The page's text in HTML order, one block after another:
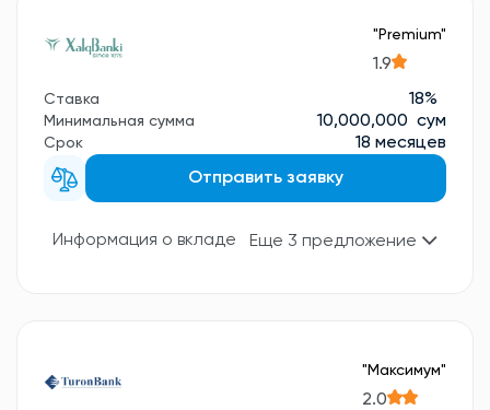
"Premium"
1.9
Ставка 18%
Минимальная сумма 10,000,000 сум
Срок
18 месяцев
Отправить заявку
Информация о вкладе Еще 3 предложение
"Максимум"
2.0